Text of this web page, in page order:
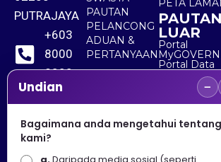
PUTRAJAYA
+603
8000
8000
+603
8891
7100
PAUTAN
PELANCONG
ADUAN &
PERTANYAAN
PETA
PAUTAN
LUAR
Portal
Portal Data
Terbuka
Sektor
Undian −
Bagaimana anda mengetahui tentang
kami?